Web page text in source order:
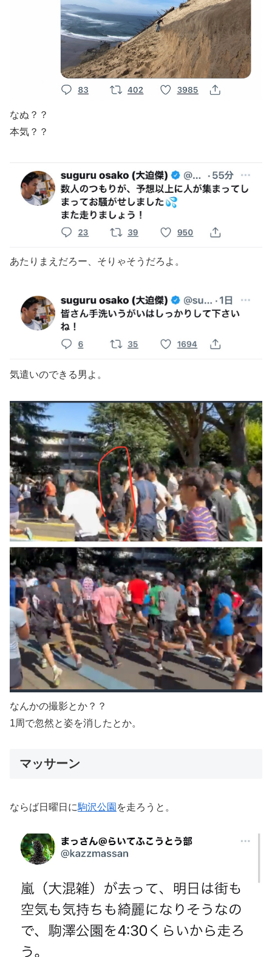
なぬ？？
本気？？
あたりまえだろー、そりゃそうだろよ。
気遣いのできる男よ。
なんかの撮影とか？？
1周で忽然と姿を消したとか。
マッサーン
ならば日曜日に駒沢公園 を走ろうと。